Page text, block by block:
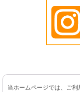
当ホームページでは、ご利